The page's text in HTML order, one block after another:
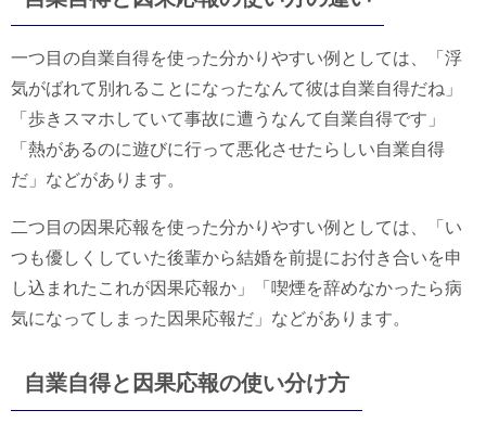
一つ目の自業自得を使った分かりやすい例としては、「浮
気がばれて別れることになったなんて彼は自業自得だね」
「歩きスマホしていて事故に遭うなんて自業自得です」
「熱があるのに遊びに行って悪化させたらしい自業自得
だ」などがあります。
二つ目の因果応報を使った分かりやすい例としては、「い
つも優しくしていた後輩から結婚を前提にお付き合いを申
し込まれたこれが因果応報か」「喫煙を辞めなかったら病
気になってしまった因果応報だ」などがあります。
自業自得と因果応報の使い分け方